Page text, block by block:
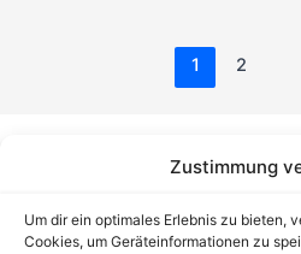
Zustimmung
Um dir ein optimales Erlebnis zu bieten,
Cookies, um Geräteinformationen zu
1 2